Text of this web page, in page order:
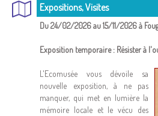
Expositions, Visites
Du 24/02/2026 au 15/11/2026 à
Exposition temporaire : Résister à
L'Ecomusée vous dévoile sa
nouvelle exposition, à ne pas
manquer, qui met en lumière la
mémoire locale et le vécu des